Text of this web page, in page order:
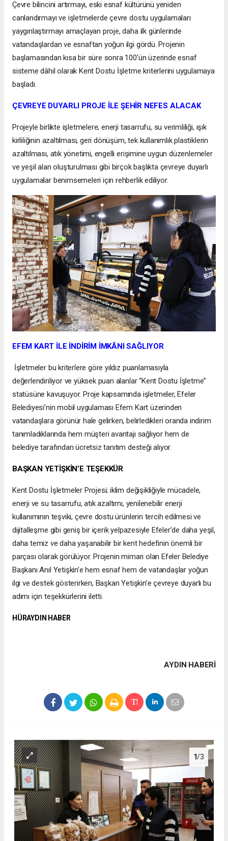
Çevre bilincini artırmayı, eski esnaf kültürünü yeniden
canlandırmayı ve işletmelerde çevre dostu uygulamaları
yaygınlaştırmayı amaçlayan proje, daha ilk günlerinde
vatandaşlardan ve esnaftan yoğun ilgi gördü. Projenin
başlamasından kısa bir süre sonra 100’ün üzerinde esnaf
sisteme dâhil olarak Kent Dostu İşletme kriterlerini uygulamaya
başladı.
ÇEVREYE DUYARLI PROJE İLE ŞEHİR NEFES ALACAK
Projeyle birlikte işletmelere; enerji tasarrufu, su verimliliği, ışık
kirliliğinin azaltılması, geri dönüşüm, tek kullanımlık plastiklerin
azaltılması, atık yönetimi, engelli erişimine uygun düzenlemeler
ve yeşil alan oluşturulması gibi birçok başlıkta çevreye duyarlı
uygulamalar benimsemeleri için rehberlik ediliyor.
EFEM KART İLE İNDİRİM İMKÂNI SAĞLIYOR
İşletmeler bu kriterlere göre yıldız puanlamasıyla
değerlendiriliyor ve yüksek puan alanlar “Kent Dostu İşletme”
statüsüne kavuşuyor. Proje kapsamında işletmeler, Efeler
Belediyesi’nin mobil uygulaması Efem Kart üzerinden
vatandaşlara görünür hale gelirken, belirledikleri oranda indirim
tanımladıklarında hem müşteri avantajı sağlıyor hem de
belediye tarafından ücretsiz tanıtım desteği alıyor.
BAŞKAN YETİŞKİN’E TEŞEKKÜR
Kent Dostu İşletmeler Projesi; iklim değişikliğiyle mücadele,
enerji ve su tasarrufu, atık azaltımı, yenilenebilir enerji
kullanımının teşviki, çevre dostu ürünlerin tercih edilmesi ve
dijitalleşme gibi geniş bir içerik yelpazesiyle Efeler’de daha yeşil,
daha temiz ve daha yaşanabilir bir kent hedefinin önemli bir
parçası olarak görülüyor. Projenin mimarı olan Efeler Belediye
Başkanı Anıl Yetişkin’e hem esnaf hem de vatandaşlar yoğun
ilgi ve destek gösterirken, Başkan Yetişkin’e çevreye duyarlı bu
adımı için teşekkürlerini iletti.
HÜRAYDIN HABER
AYDIN HABERİ
1/3